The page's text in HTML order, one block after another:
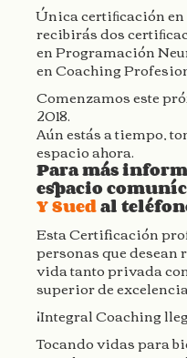
Única certiﬁcación
recibirás dos
en Programación
en Coaching
Comenzamos este
2018.
Aún estás a tiempo,
espacio ahora.
Para más
espacio
Y Suedal
Esta Certificación
personas que desean
vida tanto privada
superior de
¡Integral Coaching
Tocando vidas para